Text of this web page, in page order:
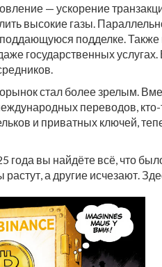
— ускорение
высокие газы.
подделке. Также
государственных
стал более зрелым.
переводов, кто-
и приватных ключей,
года вы найдёте всё, что
а другие исчезают.